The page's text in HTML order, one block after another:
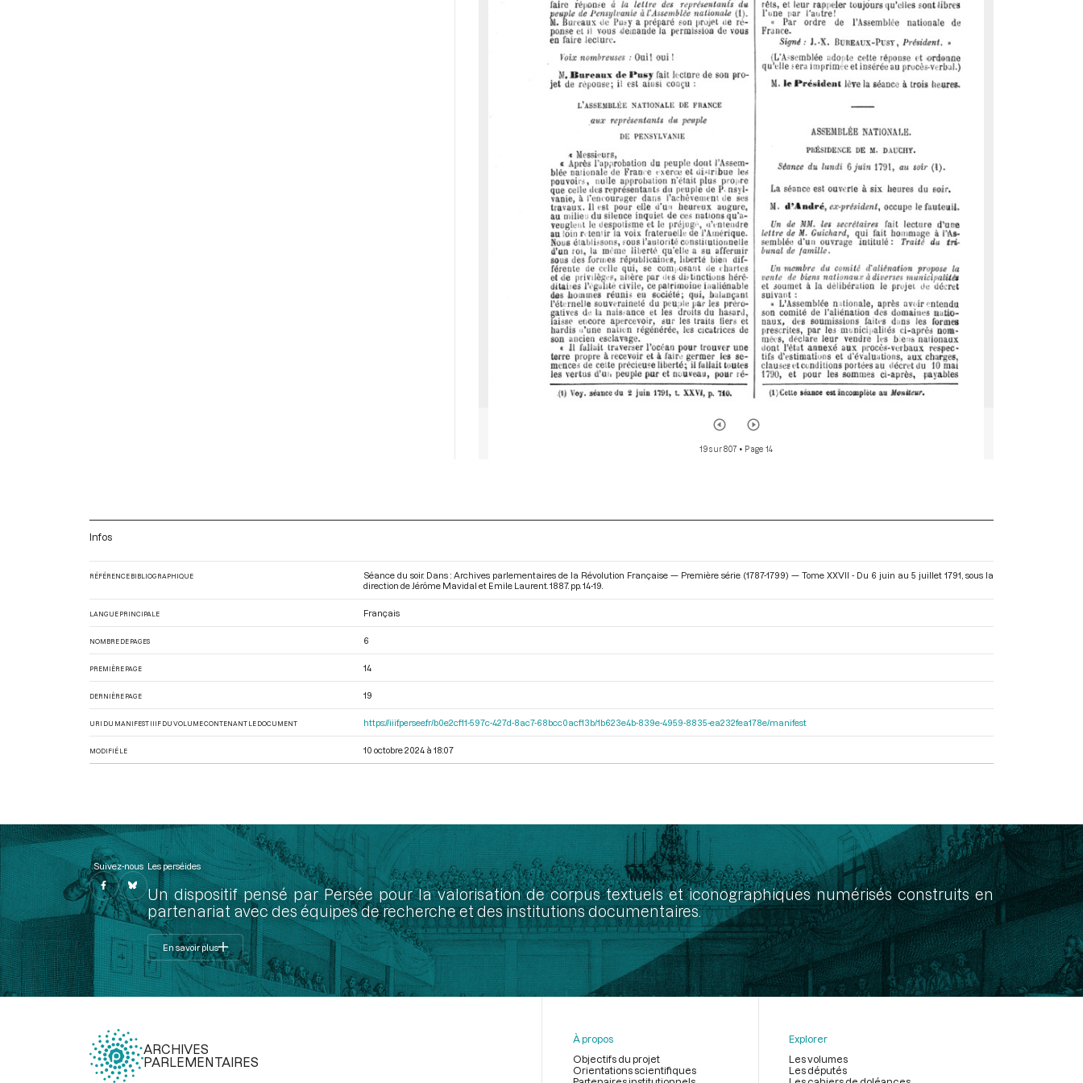
19 sur 807 • Page 14
Infos
RÉFÉRENCE BIBLIOGRAPHIQUE Séance du soir. Dans : Archives parlementaires de la Révolution Française — Première série (1787-1799) — Tome XXVII - Du 6 juin au 5 juillet 1791 , sous la
direction de Jérôme Mavidal et Emile Laurent. 1887. pp. 14-19.
LANGUE PRINCIPALE Français
NOMBRE DE PAGES 6
PREMIÈRE PAGE 14
DERNIÈRE PAGE 19
URI DU MANIFEST IIIF DU VOLUME CONTENANT LE DOCUMENT https://iiif.persee.fr/b0e2cf11-597c-427d-8ac7-68bcc0acf13b/1b623e4b-839e-4959-8835-ea232fea178e/manifest
MODIFIÉ LE 10 octobre 2024 à 18:07
Suivez-nous Les perséides
Un dispositif pensé par Persée pour la valorisation de corpus textuels et iconographiques numérisés construits en
partenariat avec des équipes de recherche et des institutions documentaires.
En savoir plus
ARCHIVES
PARLEMENTAIRES
À propos
Objectifs du projet
Orientations scientifiques
Explorer
Les volumes
Les députés